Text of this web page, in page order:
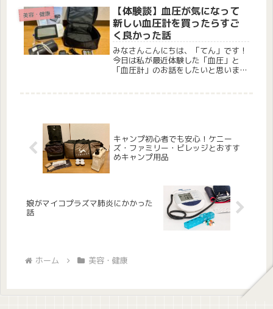
4年前、尿をかけて調べる簡易キット
でピロリ菌が見つかり、クリニックで
除菌...
美容・健康
【体験談】血圧が気になって
新しい血圧計を買ったらすご
く良かった話
みなさんこんにちは、「てん」です！
今日は私が最近体験した「血圧」と
「血圧計」のお話をしたいと思いま
キャンプ初心者でも安心！ケニー
ズ・ファミリー・ビレッジとおすす
めキャンプ用品
娘がマイコプラズマ肺炎にかかった
話
ホーム 美容・健康